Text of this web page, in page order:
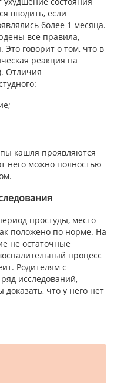
вводить, если
более 1 месяца.
все правила,
Это говорит о том, что в
реакция на
Отличия
кашля проявляются
него можно полностью
простуды, место
положено по норме. На
не остаточные
процесс
Родителям с
исследований,
доказать, что у него нет